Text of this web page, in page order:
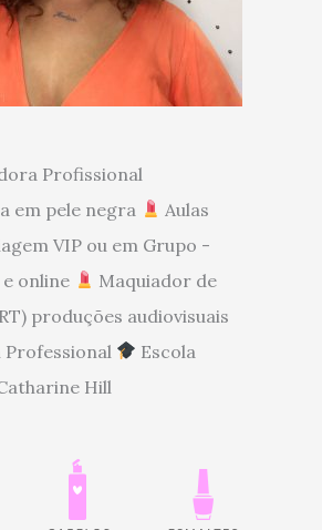
Profissional
em pele negra
Aulas
VIP ou em Grupo -
online
Maquiador de
produções audiovisuais
Professional
Escola
Hill